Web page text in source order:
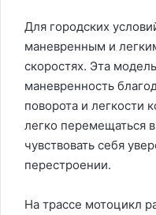
Для городских
маневренным и
скоростях. Эта
маневренность
поворота и легкости
легко перемещаться
чувствовать себя
перестроении.
На трассе мотоцикл